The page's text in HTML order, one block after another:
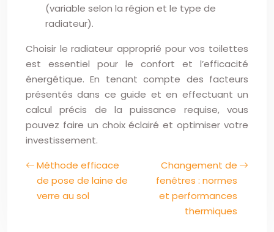
(variable selon la région et le type de
radiateur).
Choisir le radiateur approprié pour vos toilettes
est essentiel pour le confort et l’efficacité
énergétique. En tenant compte des facteurs
présentés dans ce guide et en effectuant un
calcul précis de la puissance requise, vous
pouvez faire un choix éclairé et optimiser votre
investissement.
Méthode efficace
de pose de laine de
verre au sol
Changement de
fenêtres : normes
et performances
thermiques